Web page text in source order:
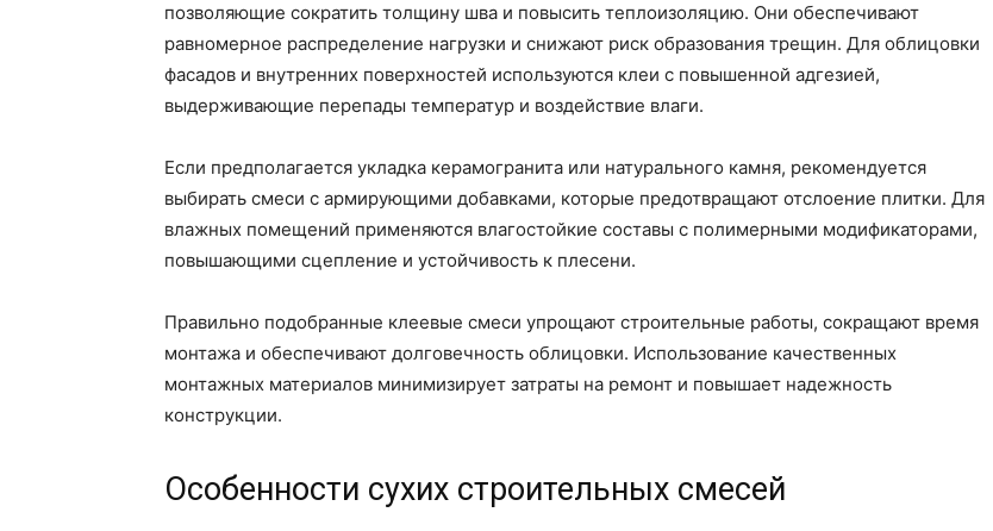
позволяющие сократить толщину шва и повысить теплоизоляцию. Они обеспечивают
равномерное распределение нагрузки и снижают риск образования трещин. Для облицовки
фасадов и внутренних поверхностей используются клеи с повышенной адгезией,
выдерживающие перепады температур и воздействие влаги.
Если предполагается укладка керамогранита или натурального камня, рекомендуется
выбирать смеси с армирующими добавками, которые предотвращают отслоение плитки. Для
влажных помещений применяются влагостойкие составы с полимерными модификаторами,
повышающими сцепление и устойчивость к плесени.
Правильно подобранные клеевые смеси упрощают строительные работы, сокращают время
монтажа и обеспечивают долговечность облицовки. Использование качественных
монтажных материалов минимизирует затраты на ремонт и повышает надежность
конструкции.
Особенности сухих строительных смесей